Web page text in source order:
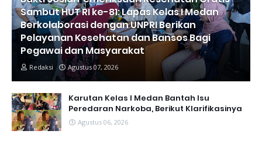
Sambut HUT RI ke-81: Lapas Kelas I Medan
Berkolaborasi dengan UNPRI Berikan
Pelayanan Kesehatan dan Bansos Bagi
Pegawai dan Masyarakat
Redaksi Agustus 07, 2026
Karutan Kelas I Medan Bantah Isu
Peredaran Narkoba, Berikut Klarifikasinya
Agustus 06, 2026